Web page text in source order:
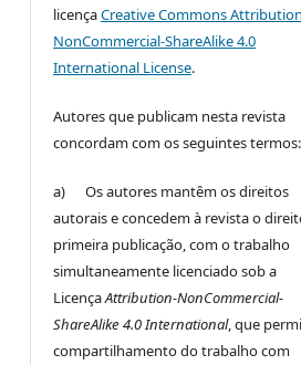
licençaCreative Commons
NonCommercial-ShareAlike 4.0
International License.
Autores que publicam nesta revista
concordam com os seguintes termos:
a) Os autores mantêm os direitos
autorais e concedem à revista o
primeira publicação, com o trabalho
simultaneamente licenciado sob a
LicençaAttribution-NonCommercial-
ShareAlike 4.0 International, que
compartilhamento do trabalho com